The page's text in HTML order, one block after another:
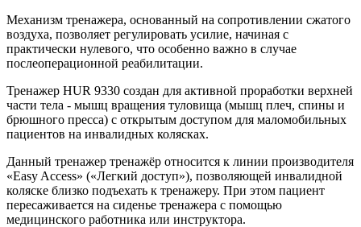
Механизм тренажера, основанный на сопротивлении сжатого
воздуха, позволяет регулировать усилие, начиная с
практически нулевого, что особенно важно в случае
послеоперационной реабилитации.
Тренажер HUR 9330 создан для активной проработки верхней
части тела - мышц вращения туловища (мышц плеч, спины и
брюшного пресса) с открытым доступом для маломобильных
пациентов на инвалидных колясках.
Данный тренажер тренажёр относится к линии производителя
«Easy Access» («Легкий доступ»), позволяющей инвалидной
коляске близко подъехать к тренажеру. При этом пациент
пересаживается на сиденье тренажера с помощью
медицинского работника или инструктора.